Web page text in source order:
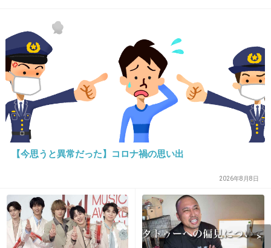
+34 -1
15. 匿名 2013/02/19(火) 23:39:49
私もしまむらです！生理の時はブラとセットじ
ゃなくていいや、という考えなので値段とデザ
インでしまむらが一番良かった！
【今思うと異常だった】コロナ禍の思い出
2026年8月8日